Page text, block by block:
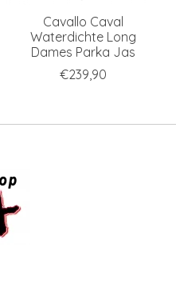
Cavallo Caval
Waterdichte Long
Dames Parka Jas
€239,90